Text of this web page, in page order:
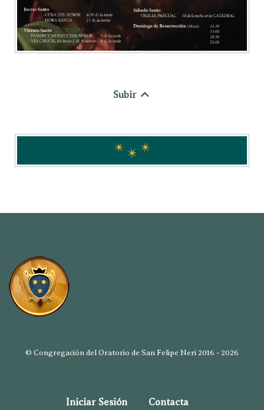
Subir
© Congregación del Oratorio de San Felipe Neri 2016 - 2026
Iniciar Sesión Contacta